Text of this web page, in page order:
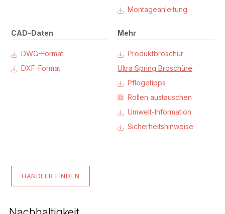
Montageanleitung
CAD-Daten
DWG-Format
DXF-Format
Mehr
Produktbroschür
Ultra Spring Broschüre
Pflegetipps
Rollen austauschen
Umwelt-Information
Sicherheitshinweise
HÄNDLER FINDEN